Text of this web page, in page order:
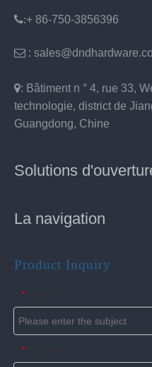
:+ 86-750-3856396
 :
: Bâtiment n ° 4, rue 33,
technologie, district de
Guangdong, Chine
Solutions
La navigation
Product Inquiry
*
*